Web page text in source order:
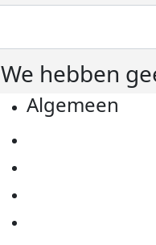
We hebben
Algemeen